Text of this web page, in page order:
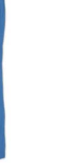
％なのにシワや縮み